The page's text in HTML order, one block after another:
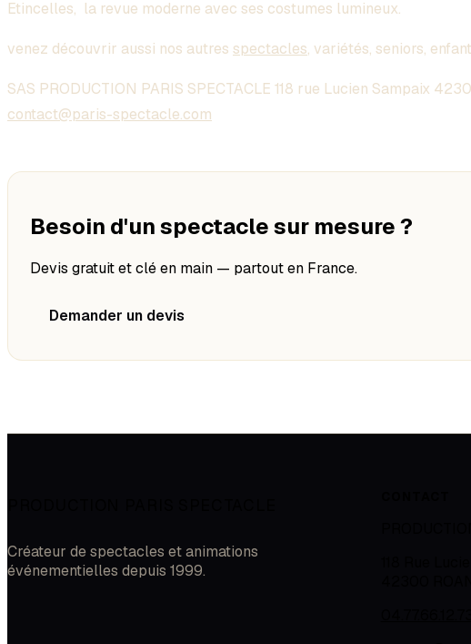
Etincelles, la revue moderne avec ses costumes lumineux.
venez découvrir aussi nos autres spectacles, variétés, seniors,
SAS PRODUCTION PARIS SPECTACLE 118 rue Lucien Sampaix
contact@paris-spectacle.com
Besoin d'un spectacle sur mesure ?
Devis gratuit et clé en main — partout en France.
Demander un devis
Créateur de spectacles et animations
événementielles depuis 1999.